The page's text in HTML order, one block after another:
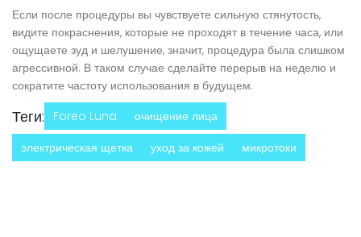
Если после процедуры вы чувствуете сильную стянутость,
видите покраснения, которые не проходят в течение часа, или
ощущаете зуд и шелушение, значит, процедура была слишком
агрессивной. В таком случае сделайте перерыв на неделю и
сократите частоту использования в будущем.
Теги: Foreo Luna
очищение лица
электрическая щетка
уход за кожей микротоки